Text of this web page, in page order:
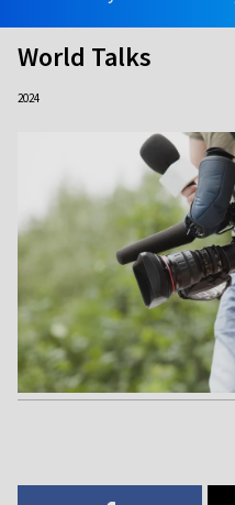
World Talks
2024